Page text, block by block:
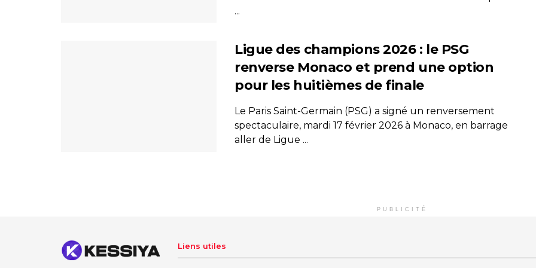
...
Ligue des champions 2026 : le PSG
renverse Monaco et prend une option
pour les huitièmes de finale
Le Paris Saint-Germain (PSG) a signé un renversement
spectaculaire, mardi 17 février 2026 à Monaco, en barrage
aller de Ligue ...
PUBLICITÉ
Liens utiles